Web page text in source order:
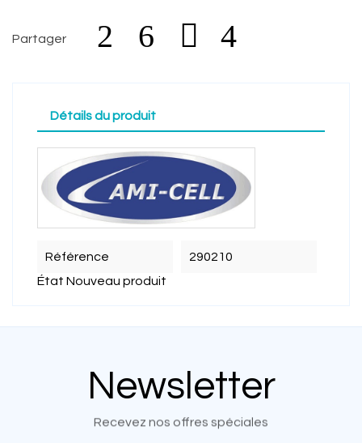
Partager
Détails du produit
Référence
290210
État Nouveau produit
Newsletter
Recevez nos offres spéciales